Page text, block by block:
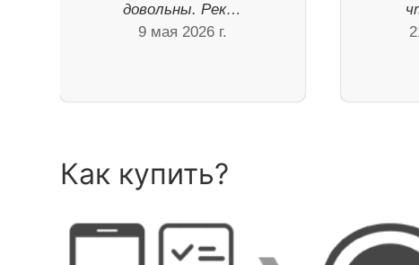
довольны. Рек…
9 мая 2026 г.
Как купить?